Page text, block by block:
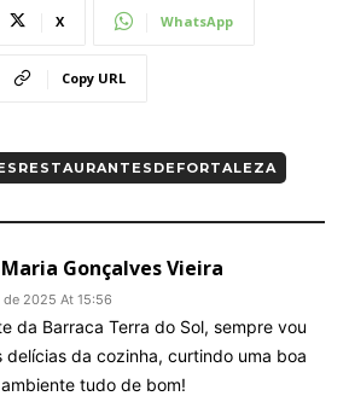
X WhatsApp
Copy URL
Gonçalves Vieira
2025 At 15:56
da Barraca Terra do Sol, sempre vou
delícias da cozinha, curtindo uma boa
tudo de bom!